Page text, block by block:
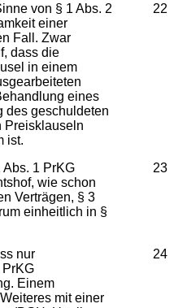
22
von § 1 Abs. 2
einer
Fall. Zwar
dass die
in einem
eines
des geschuldeten
Preisklauseln
ist.
23
1 PrKG
wie schon
Verträgen, § 3
einheitlich in §
24
nur
Einem
mit einer